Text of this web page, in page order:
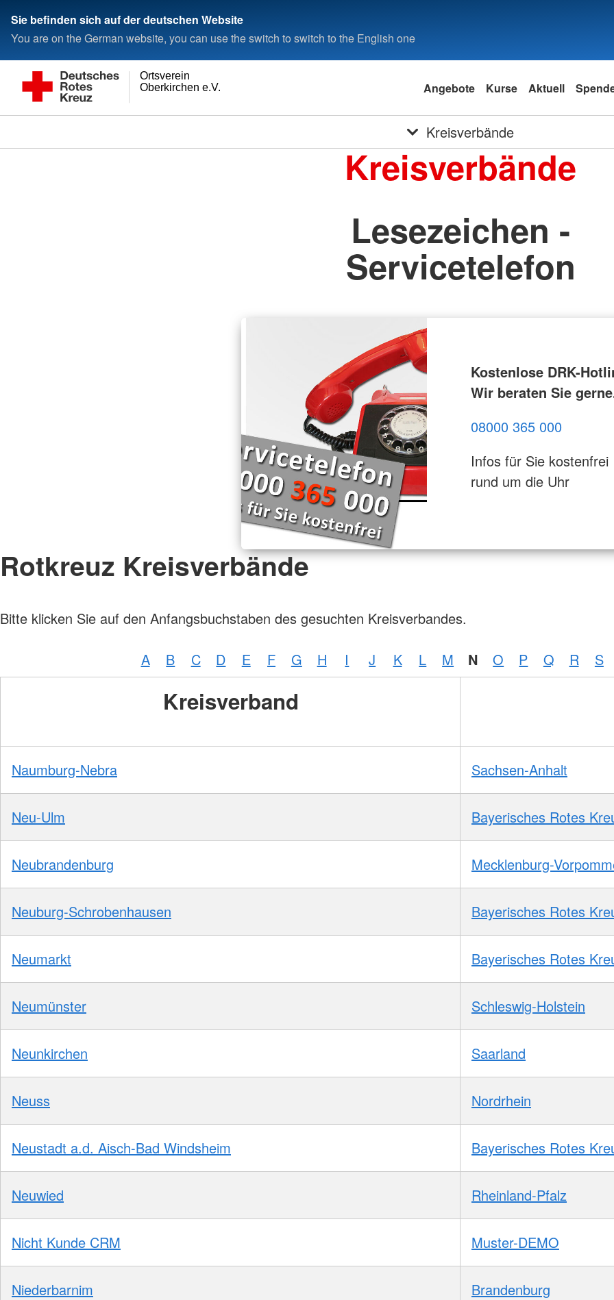
Sie befinden sich auf der deutschen Website
You are on the German website, you can use the switch to switch to the English one
Oberkirchen e.V.
Ortsverein
Angebote Kurse Aktuell
Kreisverbände
Kreisverbände
Lesezeichen -
Servicetelefon
Kostenlose DRK-
Wir beraten Sie
08000 365 000
Infos für Sie kostenfrei
rund um die Uhr
Rotkreuz Kreisverbände
Bitte klicken Sie auf den Anfangsbuchstaben des gesuchten Kreisverbandes.
A B C D E F G H I J K L M N O P Q R S
Kreisverband
Naumburg-Nebra Sachsen-Anhalt
Neu-Ulm Bayerisches Rotes
Neubrandenburg Mecklenburg-
Neuburg-Schrobenhausen Bayerisches Rotes
Neumarkt Bayerisches Rotes
Neumünster Schleswig-Holstein
Neunkirchen Saarland
Neuss Nordrhein
Neustadt a.d. Aisch-Bad Windsheim Bayerisches Rotes
Neuwied Rheinland-Pfalz
Nicht Kunde CRM Muster-DEMO
Niederbarnim Brandenburg